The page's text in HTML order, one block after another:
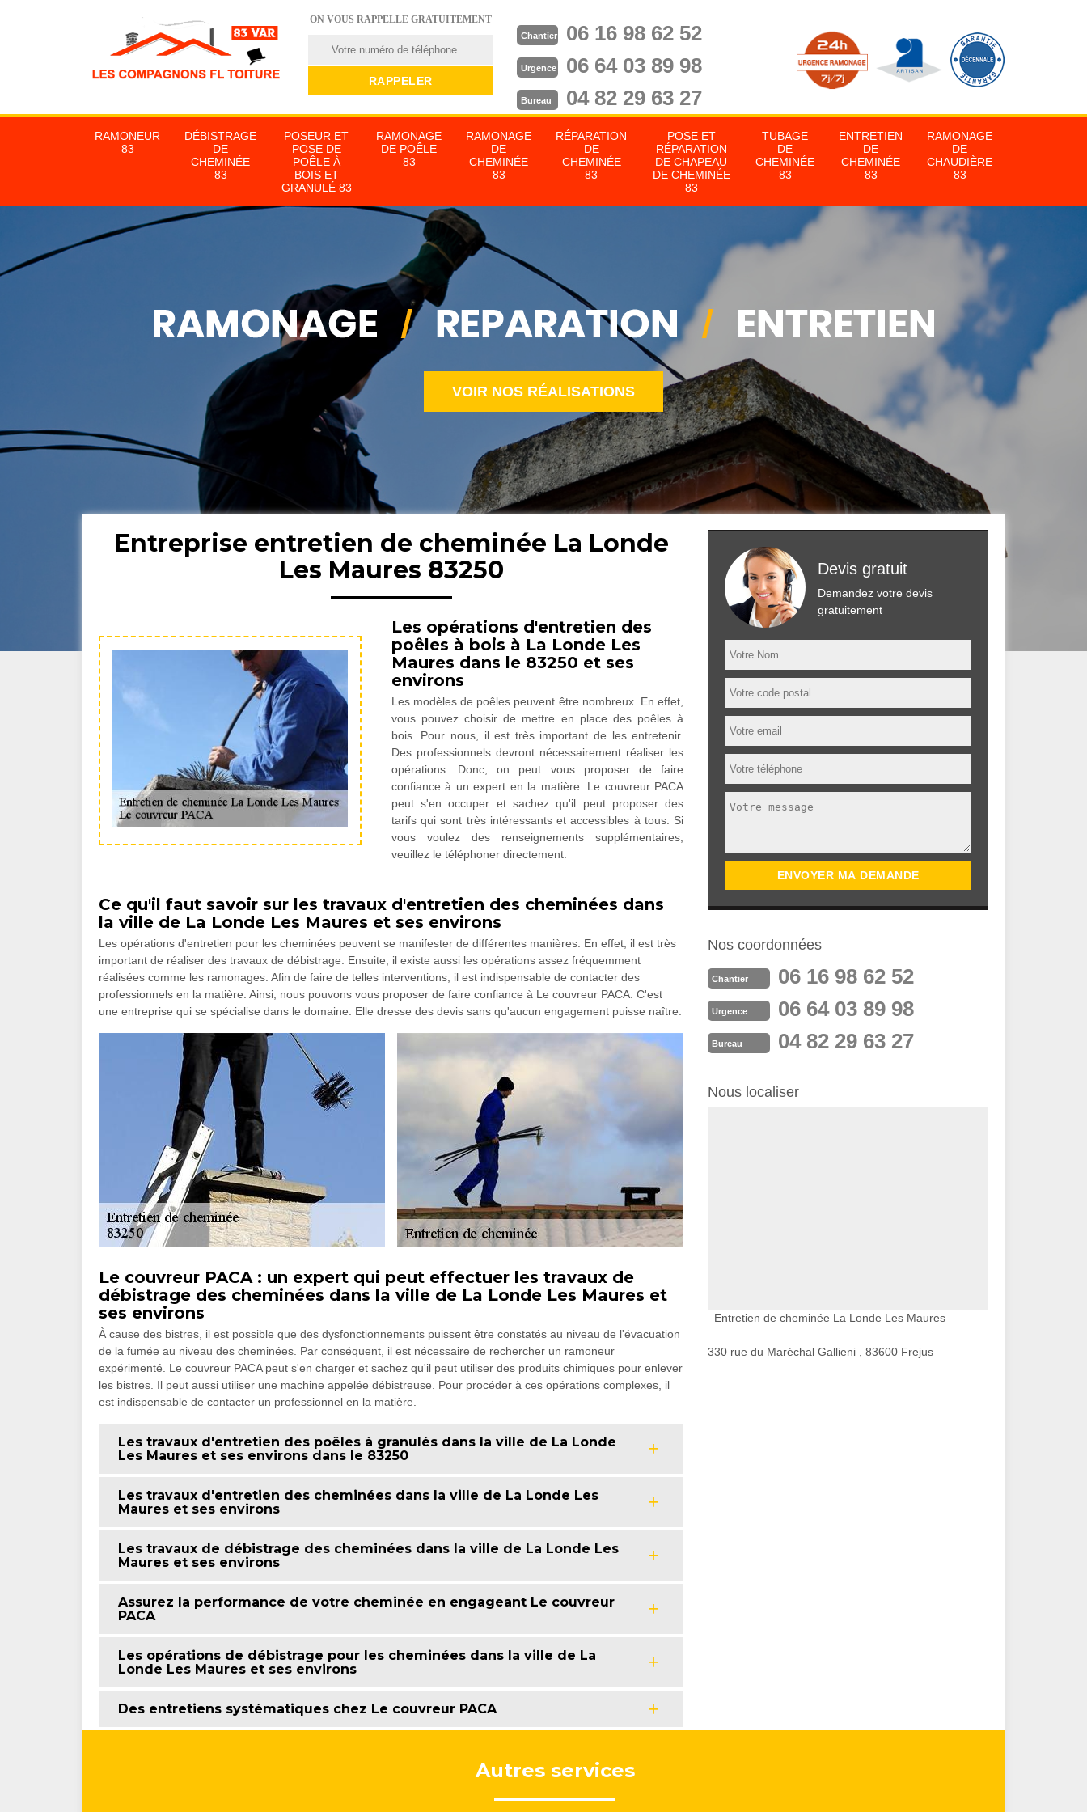
ON VOUS RAPPELLE GRATUITEMENT
Chantier 06 16 98 62 52
Urgence 06 64 03 89 98
Bureau 04 82 29 63 27
RAMONEUR
83
DÉBISTRAGE
DE
CHEMINÉE
83
POSEUR ET
POSE DE
POÊLE À
BOIS ET
GRANULÉ 83
RAMONAGE
DE POÊLE
83
RAMONAGE
DE
CHEMINÉE
83
RÉPARATION
DE
CHEMINÉE
83
POSE ET
RÉPARATION
DE CHAPEAU
DE CHEMINÉE
83
TUBAGE
DE
CHEMINÉE
83
ENTRETIEN
DE
CHEMINÉE
83
RAMONAGE
DE
CHAUDIÈRE
83
VOIR NOS RÉALISATIONS
Entreprise entretien de cheminée La Londe
Les Maures 83250
Les opérations d'entretien des
poêles à bois à La Londe Les
Maures dans le 83250 et ses
environs
Les modèles de poêles peuvent être nombreux. En effet,
vous pouvez choisir de mettre en place des poêles à
bois. Pour nous, il est très important de les entretenir.
Des professionnels devront nécessairement réaliser les
opérations. Donc, on peut vous proposer de faire
confiance à un expert en la matière. Le couvreur PACA
peut s'en occuper et sachez qu'il peut proposer des
tarifs qui sont très intéressants et accessibles à tous. Si
vous voulez des renseignements supplémentaires,
veuillez le téléphoner directement.
Ce qu'il faut savoir sur les travaux d'entretien des cheminées dans
la ville de La Londe Les Maures et ses environs
Les opérations d'entretien pour les cheminées peuvent se manifester de différentes manières. En effet, il est très
important de réaliser des travaux de débistrage. Ensuite, il existe aussi les opérations assez fréquemment
réalisées comme les ramonages. Afin de faire de telles interventions, il est indispensable de contacter des
professionnels en la matière. Ainsi, nous pouvons vous proposer de faire confiance à Le couvreur PACA. C'est
une entreprise qui se spécialise dans le domaine. Elle dresse des devis sans qu'aucun engagement puisse naître.
Le couvreur PACA : un expert qui peut effectuer les travaux de
débistrage des cheminées dans la ville de La Londe Les Maures et
ses environs
À cause des bistres, il est possible que des dysfonctionnements puissent être constatés au niveau de l'évacuation
de la fumée au niveau des cheminées. Par conséquent, il est nécessaire de rechercher un ramoneur
expérimenté. Le couvreur PACA peut s'en charger et sachez qu'il peut utiliser des produits chimiques pour enlever
les bistres. Il peut aussi utiliser une machine appelée débistreuse. Pour procéder à ces opérations complexes, il
est indispensable de contacter un professionnel en la matière.
Les travaux d'entretien des poêles à granulés dans la ville de La Londe
Les Maures et ses environs dans le 83250
Les travaux d'entretien des cheminées dans la ville de La Londe Les
Maures et ses environs
Les travaux de débistrage des cheminées dans la ville de La Londe Les
Maures et ses environs
Assurez la performance de votre cheminée en engageant Le couvreur
PACA
Les opérations de débistrage pour les cheminées dans la ville de La
Londe Les Maures et ses environs
Des entretiens systématiques chez Le couvreur PACA
Devis gratuit
Demandez votre devis
gratuitement
Nos coordonnées
Chantier 06 16 98 62 52
Urgence 06 64 03 89 98
Bureau 04 82 29 63 27
Nous localiser
Entretien de cheminée La Londe Les Maures
330 rue du Maréchal Gallieni , 83600 Frejus
Autres services